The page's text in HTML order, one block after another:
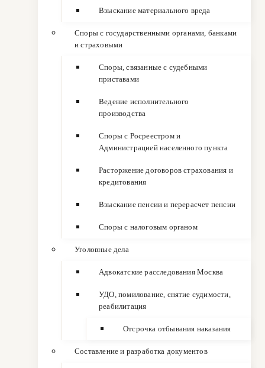
Взыскание материального вреда
Споры с государственными органами, банками
и страховыми
Споры, связанные с судебными
приставами
Ведение исполнительного
производства
Споры с Росреестром и
Администрацией населенного пункта
Расторжение договоров страхования и
кредитования
Взыскание пенсии и перерасчет пенсии
Споры с налоговым органом
Уголовные дела
Адвокатские расследования Москва
УДО, помилование, снятие судимости,
реабилитация
Отсрочка отбывания наказания
Составление и разработка документов